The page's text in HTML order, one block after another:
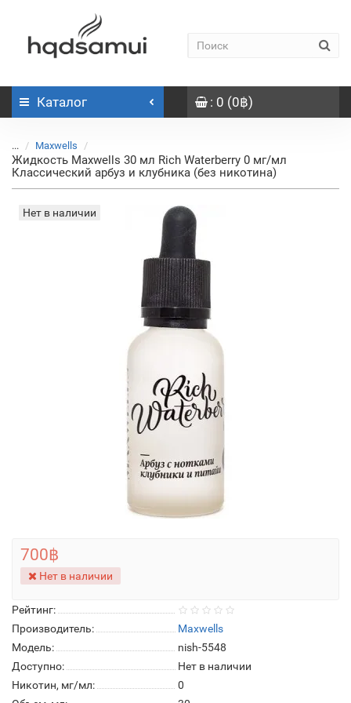
Каталог : 0 (0฿)
... Maxwells
Жидкость Maxwells 30 мл Rich Waterberry 0 мг/мл
Классический арбуз и клубника (без никотина)
Нет в наличии
Рейтинг:
Производитель:
Maxwells
Модель:
nish-5548
Доступно:
Нет в наличии
Никотин, мг/мл:
0
700฿
Нет в наличии